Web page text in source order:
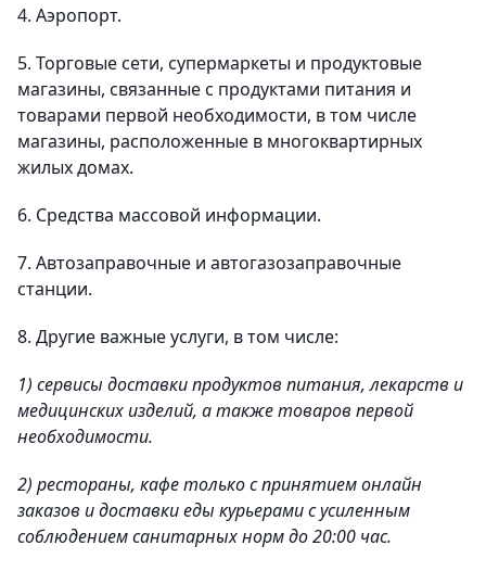
4. Аэропорт.
5. Торговые сети, супермаркеты и продуктовые
магазины, связанные с продуктами питания и
товарами первой необходимости, в том числе
магазины, расположенные в многоквартирных
жилых домах.
6. Средства массовой информации.
7. Автозаправочные и автогазозаправочные
станции.
8. Другие важные услуги, в том числе:
1) сервисы доставки продуктов питания, лекарств и
медицинских изделий, а также товаров первой
необходимости.
2) рестораны, кафе только с принятием онлайн
заказов и доставки еды курьерами с усиленным
соблюдением санитарных норм до 20:00 час.